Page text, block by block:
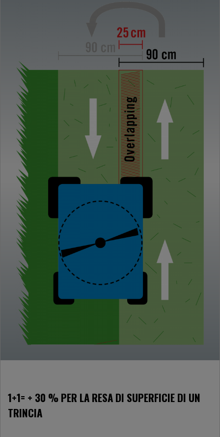
1+1= + 30 % PER LA RESA DI SUPERFICIE DI UN
TRINCIA